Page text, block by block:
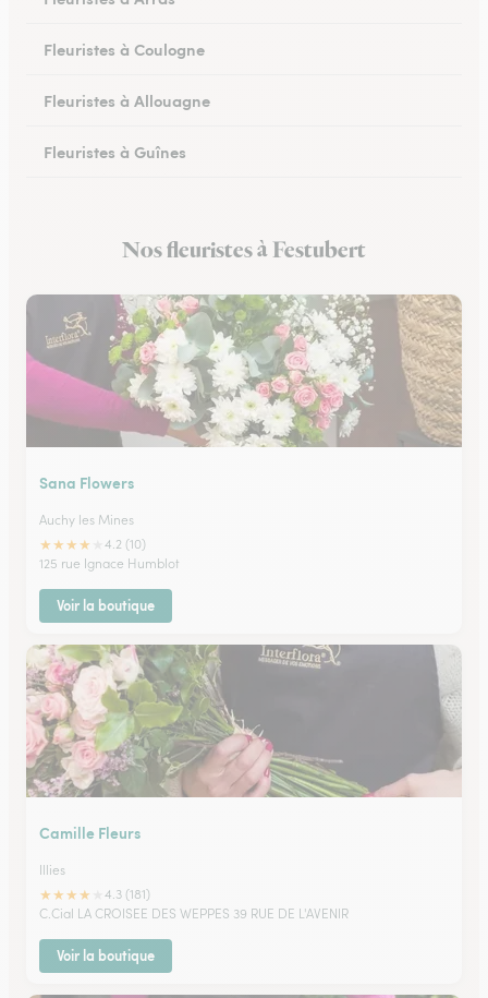
Fleuristes à Coulogne
Fleuristes à Allouagne
Fleuristes à Guînes
Fleuristes à Rang-du-Fliers
Nos fleuristes à Festubert
Sana Flowers
Auchy les Mines
★★★★
4.2 (10)
125 rue Ignace Humblot
Voir la boutique
Camille Fleurs
Illies
★★★★
4.3 (181)
C.Cial LA CROISEE DES WEPPES 39 RUE DE L'AVENIR
Voir la boutique